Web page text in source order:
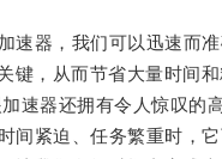
器，我们可以迅速而准
键，从而节省大量时间和
器还拥有令人惊叹的高
紧迫、任务繁重时，它